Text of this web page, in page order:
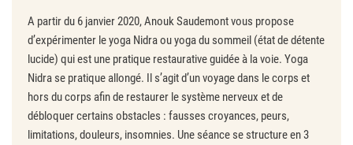
A partir du 6 janvier 2020, Anouk Saudemont vous propose
d’expérimenter le yoga Nidra ou yoga du sommeil (état de détente
lucide) qui est une pratique restaurative guidée à la voie. Yoga
Nidra se pratique allongé. Il s’agit d’un voyage dans le corps et
hors du corps afin de restaurer le système nerveux et de
débloquer certains obstacles : fausses croyances, peurs,
limitations, douleurs, insomnies. Une séance se structure en 3